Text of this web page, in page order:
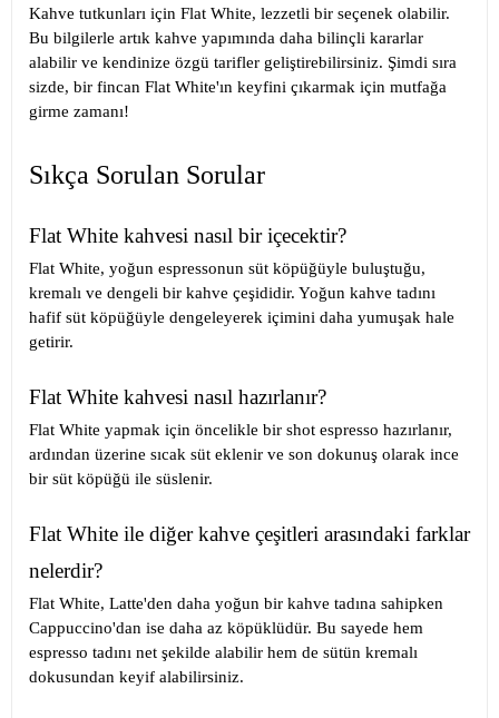
Kahve tutkunları için Flat White, lezzetli bir seçenek olabilir.
Bu bilgilerle artık kahve yapımında daha bilinçli kararlar
alabilir ve kendinize özgü tarifler geliştirebilirsiniz. Şimdi sıra
sizde, bir fincan Flat White'ın keyfini çıkarmak için mutfağa
girme zamanı!
Sıkça Sorulan Sorular
Flat White kahvesi nasıl bir içecektir?
Flat White, yoğun espressonun süt köpüğüyle buluştuğu,
kremalı ve dengeli bir kahve çeşididir. Yoğun kahve tadını
hafif süt köpüğüyle dengeleyerek içimini daha yumuşak hale
getirir.
Flat White kahvesi nasıl hazırlanır?
Flat White yapmak için öncelikle bir shot espresso hazırlanır,
ardından üzerine sıcak süt eklenir ve son dokunuş olarak ince
bir süt köpüğü ile süslenir.
Flat White ile diğer kahve çeşitleri arasındaki farklar
nelerdir?
Flat White, Latte'den daha yoğun bir kahve tadına sahipken
Cappuccino'dan ise daha az köpüklüdür. Bu sayede hem
espresso tadını net şekilde alabilir hem de sütün kremalı
dokusundan keyif alabilirsiniz.